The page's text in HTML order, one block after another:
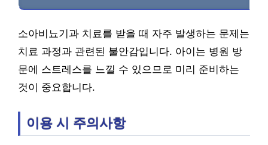
소아비뇨기과 치료를 받을 때 자주 발생하는 문제는
치료 과정과 관련된 불안감입니다. 아이는 병원 방
문에 스트레스를 느낄 수 있으므로 미리 준비하는
것이 중요합니다.
이용 시 주의사항